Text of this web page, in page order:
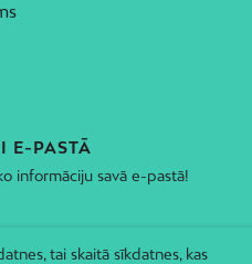
E-PASTĀ
informāciju savā e-pastā!
tai skaitā sīkdatnes, kas